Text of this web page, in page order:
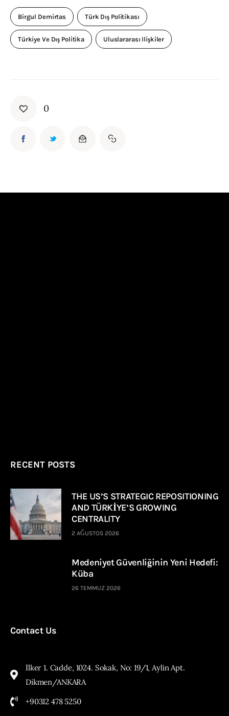
Birgul Demirtas Türk Dış Politikası
Türkiye Ve Dış Politika Uluslararası Ilişkiler
0
RECENT POSTS
THE US’S STRATEGIC REPOSITIONING
AND TÜRKİYE’S GROWING
CENTRALITY
2 AĞUSTOS 2026
Medeniyet Güvenliğinin Yeni Hedefi:
Küba
26 TEMMUZ 2026
Contact Us
İlker 1. Cadde, 1024. Sokak, No: 19/1, Aylin Apt.
Dikmen/ANKARA
+90312 478 5250